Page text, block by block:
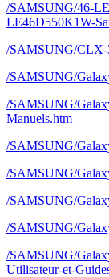
/SAMSUNG/46-
LE46D550K1W-
/SAMSUNG/CLX-
/SAMSUNG/
/SAMSUNG/
Manuels.htm
/SAMSUNG/
/SAMSUNG/
/SAMSUNG/
/SAMSUNG/
/SAMSUNG/
Utilisateur-et-